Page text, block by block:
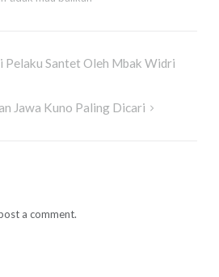
Pelaku Santet Oleh Mbak Widri
Jawa Kuno Paling Dicari
a comment.